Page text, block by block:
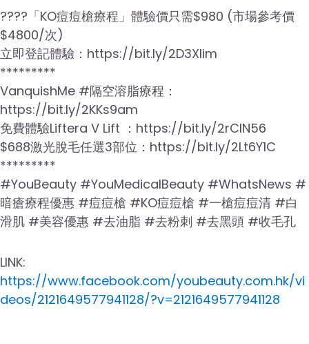
????「KO痘痘槍療程」體驗價只需$980 (市場參考價
$4800/次)
立即登記體驗：https://bit.ly/2D3Xlim
*********
VanquishMe #隔空溶脂療程：
https://bit.ly/2KKs9am
免費體驗Liftera V Lift ：https://bit.ly/2rClN56⁣
$688激光脫毛任選3部位：https://bit.ly/2Lt6Y1C
*********
#YouBeauty #YouMedicalBeauty #WhatsNews #
暗瘡療程優惠 #痘痘槍 #KO痘痘槍 #一槍痘痘清 #白
滑肌 #美容優惠 #去油脂 #去粉刺 #去黑頭 #收毛孔
LINK:
https://www.facebook.com/youbeauty.com.hk/vi
deos/2121649577941128/?v=2121649577941128